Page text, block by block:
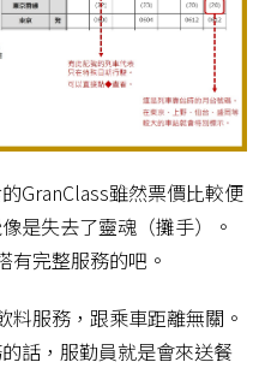
GranClass雖然票價比較便
是失去了靈魂（攤手）。
有完整服務的吧。
料服務，跟乘車距離無關。
話，服勤員就是會來送餐